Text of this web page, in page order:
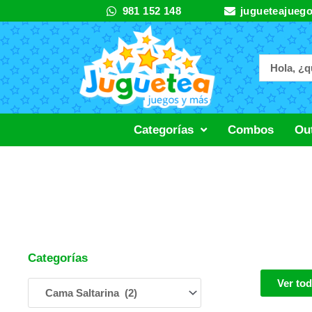
al
contenido
981 152 148
Categorías Combos
Categorías
Ver